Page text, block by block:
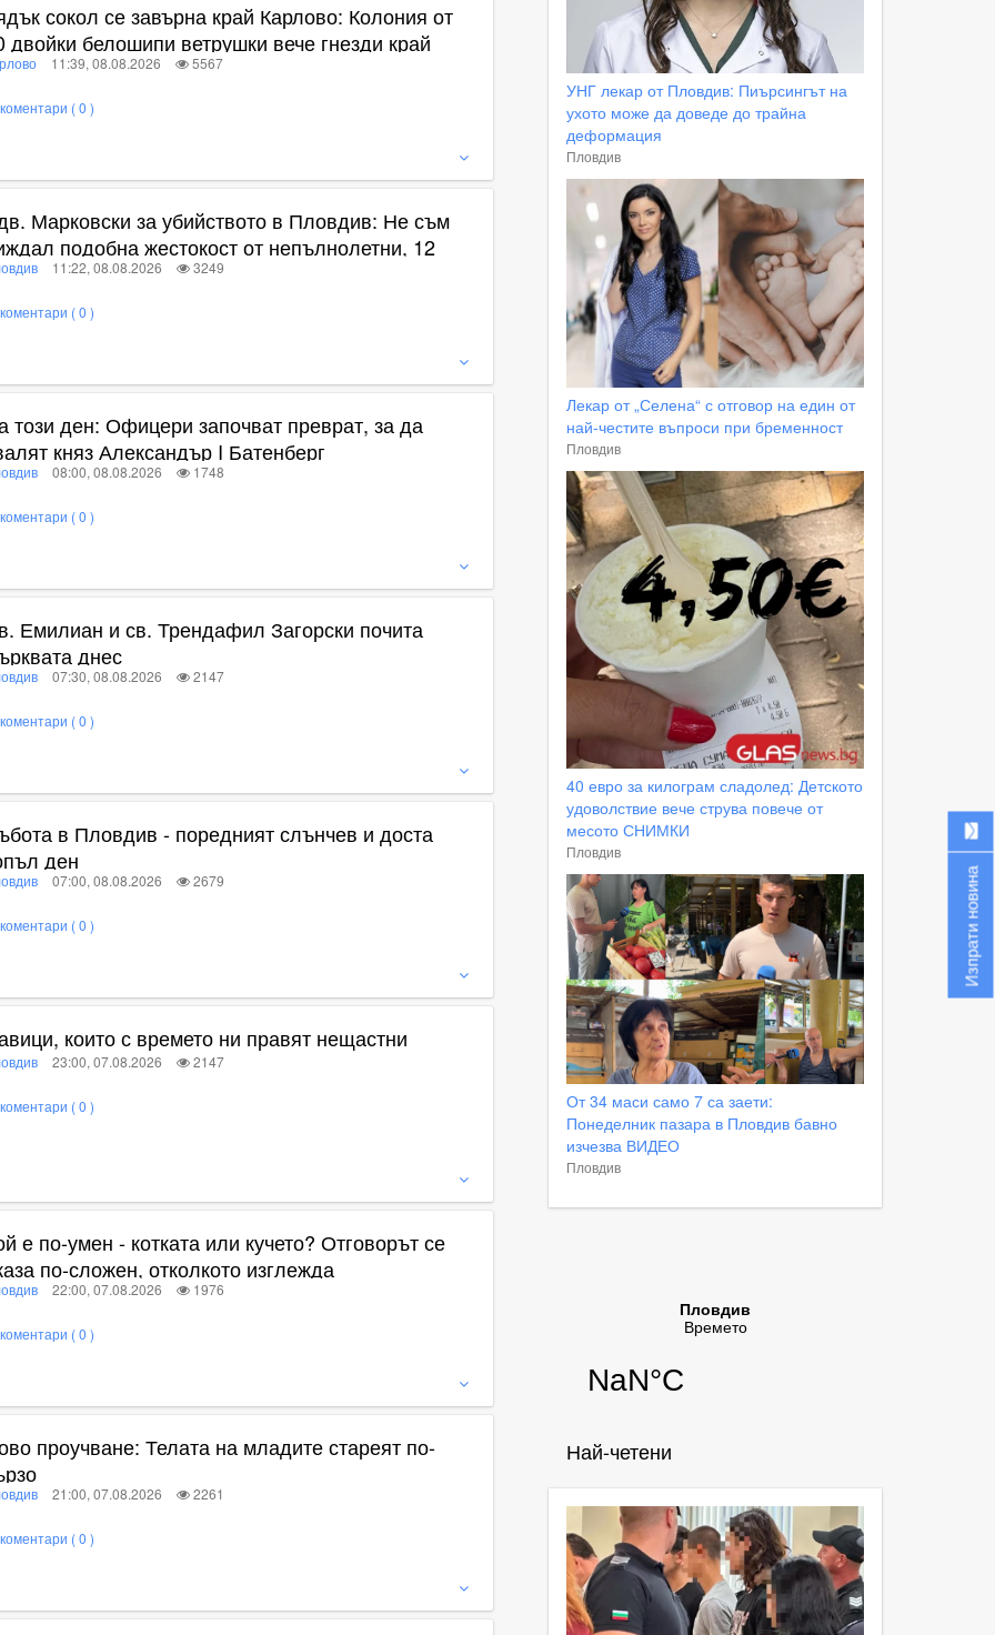
сокол се завърна край Карлово: Колония от
двойки белошипи ветрушки вече гнезди край
11:39, 08.08.2026 5567
коментари ( 0 )
Марковски за убийството в Пловдив: Не съм
подобна жестокост от непълнолетни, 12
са твърде малко
11:22, 08.08.2026 3249
коментари ( 0 )
този ден: Офицери започват преврат, за да
княз Александър I Батенберг
08:00, 08.08.2026 1748
коментари ( 0 )
Емилиан и св. Трендафил Загорски почита
днес
07:30, 08.08.2026 2147
коментари ( 0 )
в Пловдив - поредният слънчев и доста
ден
07:00, 08.08.2026 2679
коментари ( 0 )
които с времето ни правят нещастни
23:00, 07.08.2026 2147
коментари ( 0 )
е по-умен - котката или кучето? Отговорът се
по-сложен, отколкото изглежда
22:00, 07.08.2026 1976
коментари ( 0 )
проучване: Телата на младите стареят по-
21:00, 07.08.2026 2261
коментари ( 0 )
УНГ лекар от Пловдив: Пиърсингът на
ухото може да доведе до трайна
деформация
Пловдив
Лекар от „Селена“ с отговор на един от
най-честите въпроси при бременност
Пловдив
40 евро за килограм сладолед: Детското
удоволствие вече струва повече от
месото СНИМКИ
Пловдив
От 34 маси само 7 са заети:
Понеделник пазара в Пловдив бавно
изчезва ВИДЕО
Пловдив
Най-четени
Изпрати новина